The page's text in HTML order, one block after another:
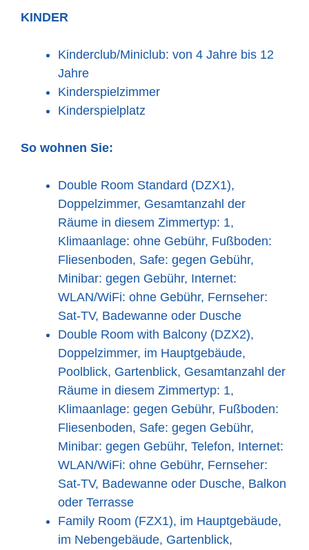
KINDER
Kinderclub/Miniclub: von 4 Jahre bis 12
Jahre
Kinderspielzimmer
Kinderspielplatz
So wohnen Sie:
Double Room Standard (DZX1),
Doppelzimmer, Gesamtanzahl der
Räume in diesem Zimmertyp: 1,
Klimaanlage: ohne Gebühr, Fußboden:
Fliesenboden, Safe: gegen Gebühr,
Minibar: gegen Gebühr, Internet:
WLAN/WiFi: ohne Gebühr, Fernseher:
Sat-TV, Badewanne oder Dusche
Double Room with Balcony (DZX2),
Doppelzimmer, im Hauptgebäude,
Poolblick, Gartenblick, Gesamtanzahl der
Räume in diesem Zimmertyp: 1,
Klimaanlage: gegen Gebühr, Fußboden:
Fliesenboden, Safe: gegen Gebühr,
Minibar: gegen Gebühr, Telefon, Internet:
WLAN/WiFi: ohne Gebühr, Fernseher:
Sat-TV, Badewanne oder Dusche, Balkon
oder Terrasse
Family Room (FZX1), im Hauptgebäude,
im Nebengebäude, Gartenblick,